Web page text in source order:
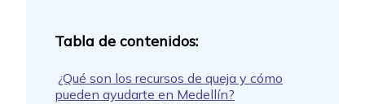
¿Qué son los recursos de queja y cómo
pueden ayudarte en Medellín?